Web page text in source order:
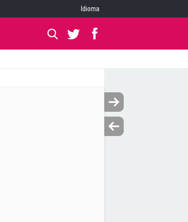
Idioma